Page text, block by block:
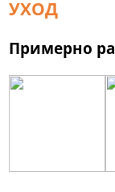
УХОД
Примерно